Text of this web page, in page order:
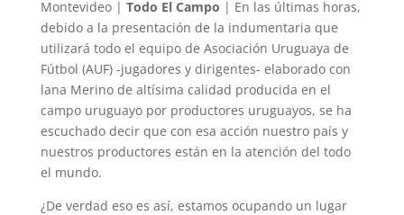
Montevideo | Todo El Campo | En las últimas horas,
debido a la presentación de la indumentaria que
utilizará todo el equipo de Asociación Uruguaya de
Fútbol (AUF) -jugadores y dirigentes- elaborado con
lana Merino de altísima calidad producida en el
campo uruguayo por productores uruguayos, se ha
escuchado decir que con esa acción nuestro país y
nuestros productores están en la atención del todo
el mundo.
¿De verdad eso es así, estamos ocupando un lugar